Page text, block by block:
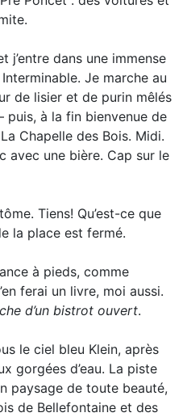
j’entre dans une immense
Je marche au
de lisier et de purin mêlés
puis, à la fin bienvenue de
Chapelle des Bois. Midi.
avec une bière. Cap sur le
Tiens! Qu’est-ce que
la place est fermé.
à pieds, comme
ferai un livre, moi aussi.
d’un bistrot ouvert.
le ciel bleu Klein, après
gorgées d’eau. La piste
paysage de toute beauté,
de Bellefontaine et des